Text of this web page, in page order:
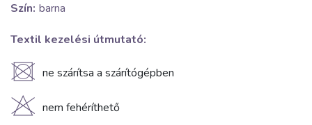
Szín: barna
Textil kezelési útmutató:
U ne szárítsa a szárítógépben
H nem fehéríthető